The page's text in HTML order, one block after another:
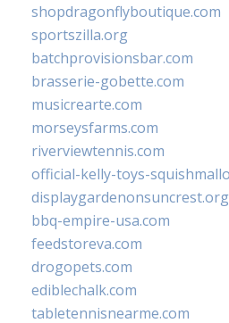
shopdragonflyboutique.com
sportszilla.org
batchprovisionsbar.com
brasserie-gobette.com
musicrearte.com
morseysfarms.com
riverviewtennis.com
official-kelly-toys-
displaygardenonsuncrest.org
bbq-empire-usa.com
feedstoreva.com
drogopets.com
ediblechalk.com
tabletennisnearme.com